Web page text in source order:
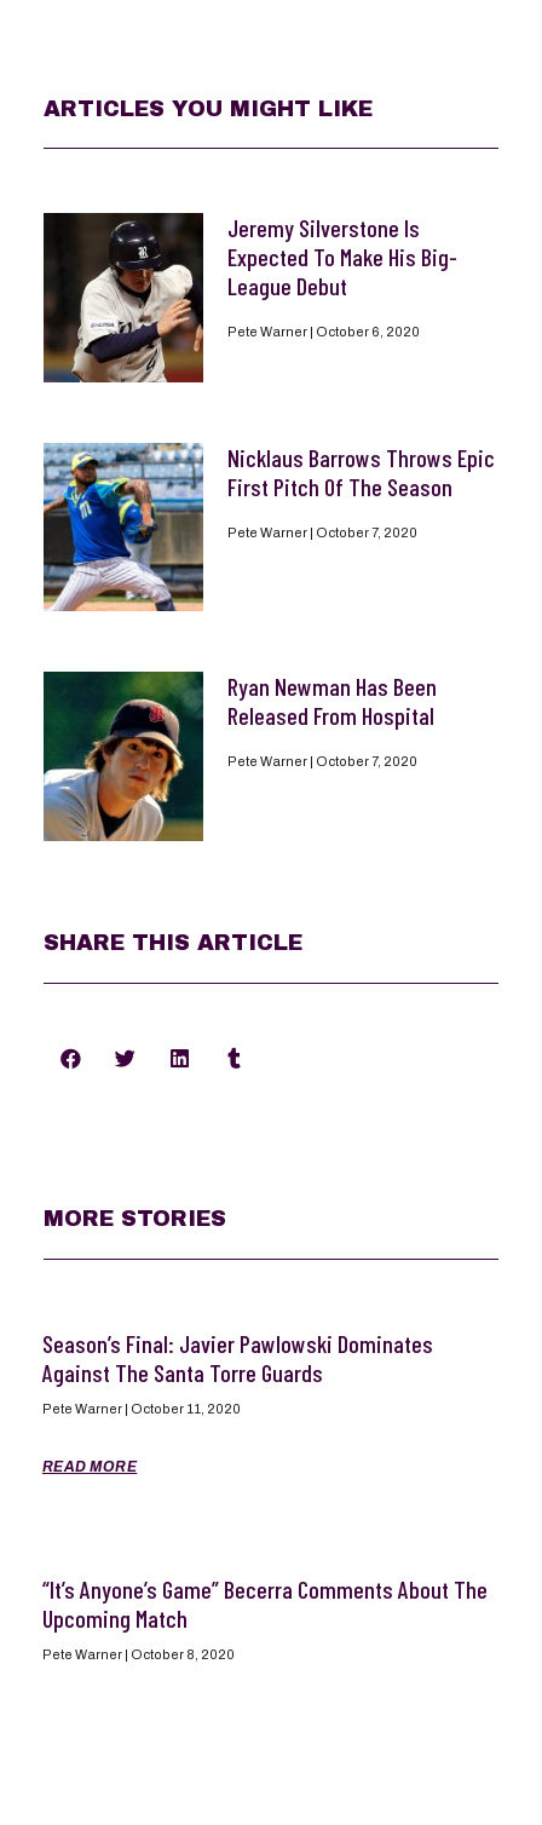
ARTICLES YOU MIGHT LIKE
Jeremy Silverstone Is
Expected To Make His Big-
League Debut
Pete Warner October 6, 2020
Nicklaus Barrows Throws Epic
First Pitch Of The Season
Pete Warner October 7, 2020
Ryan Newman Has Been
Released From Hospital
Pete Warner October 7, 2020
SHARE THIS ARTICLE
MORE STORIES
Season’s Final: Javier Pawlowski Dominates
Against The Santa Torre Guards
Pete Warner October 11, 2020
READ MORE
“It’s Anyone’s Game” Becerra Comments About The
Upcoming Match
Pete Warner October 8, 2020